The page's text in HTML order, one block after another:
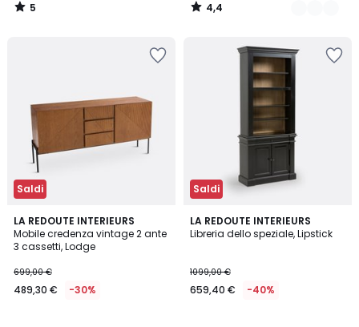
5
/
4,4
/
Saldi
LA REDOUTE INTERIEURS
Mobile credenza vintage 2 ante
3 cassetti, Lodge
699,00 €
489,30 € -30%
4,6
/ 5
Saldi
LA REDOUTE INTERIEURS
Libreria dello speziale, Lipstick
1099,00 €
659,40 € -40%
3,6
/ 5